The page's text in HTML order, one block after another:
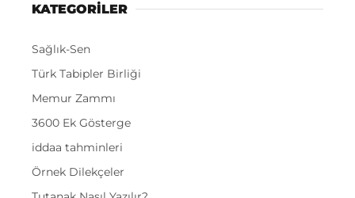
KATEGORİLER
Sağlık-Sen
Türk Tabipler Birliği
Memur Zammı
3600 Ek Gösterge
iddaa tahminleri
Örnek Dilekçeler